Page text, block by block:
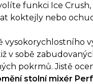
funkci Ice
koktejly nebo
vysokorychlostního
v sobě
pokrmů. Jistě
stolní mixér